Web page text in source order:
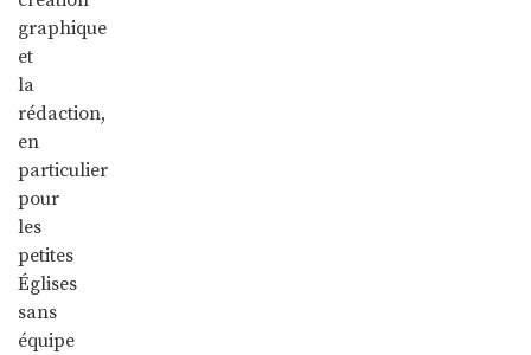
graphique
et
la
rédaction,
en
particulier
pour
les
petites
Églises
sans
équipe